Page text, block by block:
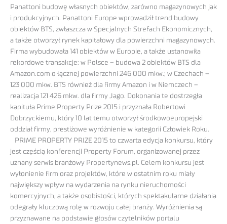
Panattoni budowę własnych obiektów, zarówno magazynowych jak
i produkcyjnych. Panattoni Europe wprowadził trend budowy
obiektów BTS, zwłaszcza w Specjalnych Strefach Ekonomicznych,
a także otworzył rynek kapitałowy dla powierzchni magazynowych.
Firma wybudowała 141 obiektów w Europie, a także ustanowiła
rekordowe transakcje: w Polsce – budowa 2 obiektów BTS dla
Amazon.com o łącznej powierzchni 246 000 mkw.; w Czechach –
123 000 mkw. BTS również dla firmy Amazon i w Niemczech –
realizacja 121 426 mkw. dla firmy Jago. Dokonania te dostrzegła
kapituła Prime Property Prize 2015 i przyznała Robertowi
Dobrzyckiemu, który 10 lat temu otworzył środkowoeuropejski
oddział firmy, prestiżowe wyróżnienie w kategorii Człowiek Roku.
PRIME PROPERTY PRIZE 2015 to czwarta edycja konkursu, który
jest częścią konferencji Property Forum, organizowanej przez
uznany serwis branżowy Propertynews.pl. Celem konkursu jest
wyłonienie firm oraz projektów, które w ostatnim roku miały
największy wpływ na wydarzenia na rynku nieruchomości
komercyjnych, a także osobistości, których spektakularne działania
odegrały kluczową rolę w rozwoju całej branży. Wyróżnienia są
przyznawane na podstawie głosów czytelników portalu